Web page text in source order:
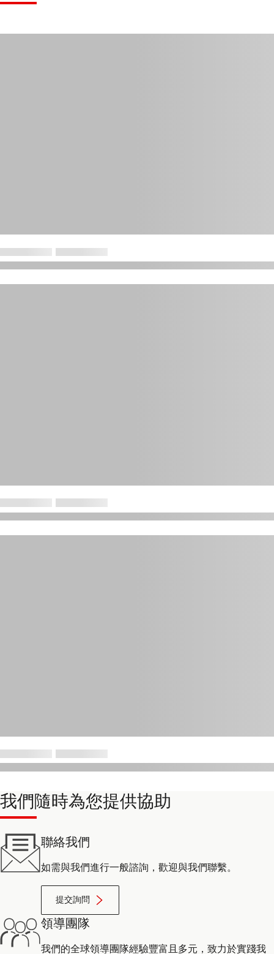
我們隨時為您提供協助
聯絡我們
如需與我們進行一般諮詢，歡迎與我們聯繫。
提交詢問
領導團隊
我們的全球領導團隊經驗豐富且多元，致力於實踐我